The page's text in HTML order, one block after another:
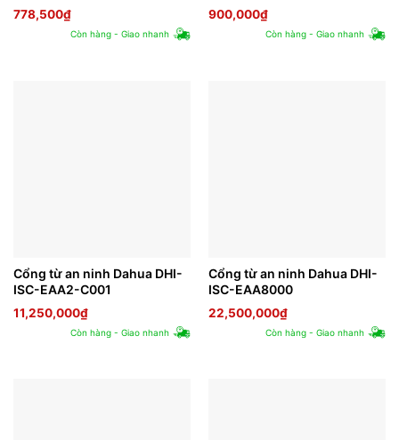
778,500₫
Còn hàng - Giao nhanh
900,000₫
Còn hàng - Giao nhanh
Cổng từ an ninh Dahua DHI-
ISC-EAA2-C001
11,250,000₫
Còn hàng - Giao nhanh
Cổng từ an ninh Dahua DHI-
ISC-EAA8000
22,500,000₫
Còn hàng - Giao nhanh